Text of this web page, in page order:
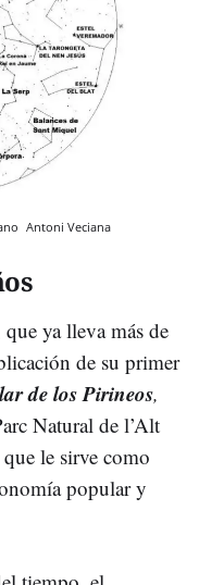
Antoni Veciana
ya lleva más de
de su primer
de los Pirineos,
Natural de l’Alt
le sirve como
popular y